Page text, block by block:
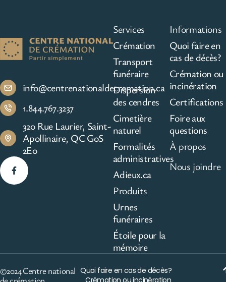
info@centrenationaldecremation.ca
1.844.767.3237
320 Rue Laurier, Saint-
Apollinaire, QC G0S
2E0
Services
Crémation
Transport
funéraire
Dispersion
des cendres
Cimetière
naturel
Formalités
administratives
Adieux.ca
Produits
Urnes
funéraires
Étoile pour la
mémoire
Informations
Quoi faire en
cas de décès?
Crémation ou
incinération
Certifications
Foire aux
questions
À propos
Nous joindre
©2024 Centre national Quoi faire en cas de décès?
Crémation ou incinération